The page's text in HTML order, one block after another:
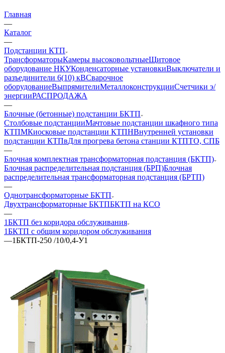
Главная
—
Каталог
—
Подстанции КТП
ТрансформаторыКамеры высоковольтныеЩитовое
оборудование НКУКонденсаторные установкиВыключатели и
разъединители 6(10) кВСварочное
оборудованиеВыпрямителиМеталлоконструкцииСчетчики э/
энергииРАСПРОДАЖА
—
Блочные (бетонные) подстанции БКТП
Столбовые подстанцииМачтовые подстанции шкафного типа
КТПМКиосковые подстанции КТПНВнутренней установки
подстанции КТПвДля прогрева бетона станции КТПТО, СПБ
—
Блочная комплектная трансформаторная подстанция (БКТП)
Блочная распределительная подстанция (БРП)Блочная
распределительная трансформаторная подстанция (БРТП)
—
Однотрансформаторные БКТП
Двухтрансформаторные БКТПБКТП на КСО
—
1БКТП без коридора обслуживания
1БКТП с общим коридором обслуживания
—1БКТП-250 /10/0,4-У1